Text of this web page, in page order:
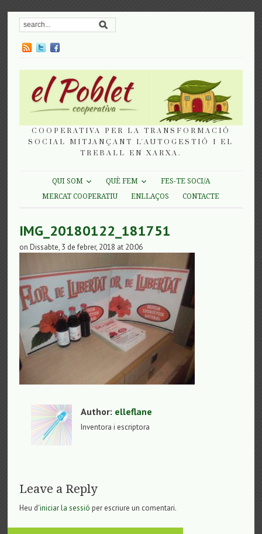
COOPERATIVA PER LA TRANSFORMACIÓ
SOCIAL MITJANÇANT L'AUTOGESTIÓ I EL
TREBALL EN XARXA.
QUI SOM QUÈ FEM
FES-TE SOCI/A
MERCAT COOPERATIU
ENLLAÇOS CONTACTE
IMG_20180122_181751
on Dissabte, 3 de febrer, 2018 at 20:06
Author: elleflane
Inventora i escriptora
Leave a Reply
Heu d'iniciar la sessió per escriure un comentari.